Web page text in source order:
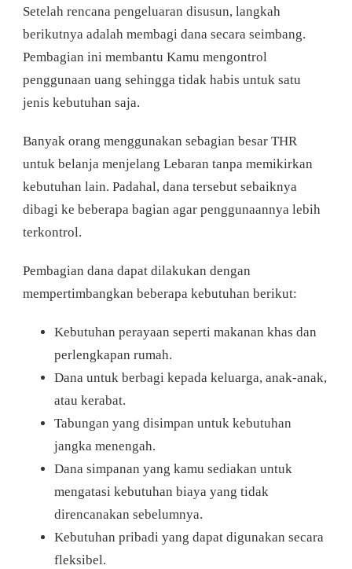
Setelah rencana pengeluaran disusun, langkah
berikutnya adalah membagi dana secara seimbang.
Pembagian ini membantu Kamu mengontrol
penggunaan uang sehingga tidak habis untuk satu
jenis kebutuhan saja.
Banyak orang menggunakan sebagian besar THR
untuk belanja menjelang Lebaran tanpa memikirkan
kebutuhan lain. Padahal, dana tersebut sebaiknya
dibagi ke beberapa bagian agar penggunaannya lebih
terkontrol.
Pembagian dana dapat dilakukan dengan
mempertimbangkan beberapa kebutuhan berikut:
Kebutuhan perayaan seperti makanan khas dan
perlengkapan rumah.
Dana untuk berbagi kepada keluarga, anak-anak,
atau kerabat.
Tabungan yang disimpan untuk kebutuhan
jangka menengah.
Dana simpanan yang kamu sediakan untuk
mengatasi kebutuhan biaya yang tidak
direncanakan sebelumnya.
Kebutuhan pribadi yang dapat digunakan secara
fleksibel.